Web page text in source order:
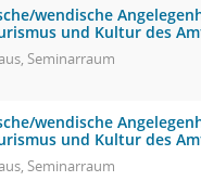
wendische
und Kultur des
Seminarraum
wendische
und Kultur des
Seminarraum